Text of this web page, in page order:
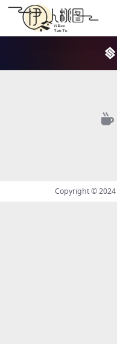
Copyright © 2024